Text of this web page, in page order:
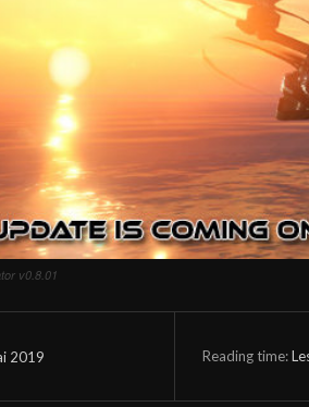
v0.8.01
2019 Reading time: